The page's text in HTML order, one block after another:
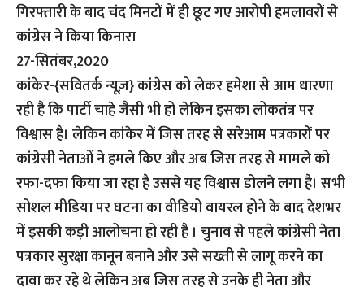
गिरफ्तारी के बाद चंद मिनटों में ही छूट गए आरोपी हमलावरों से
कांग्रेस ने किया किनारा
27-सितंबर,2020
कांकेर-{सवितर्क न्यूज़}कांग्रेस को लेकर हमेशा से आम धारणा
रही है कि पार्टी चाहे जैसी भी हो लेकिन इसका लोकतंत्र पर
विश्वास है। लेकिन कांकेर में जिस तरह से सरेआम पत्रकारों पर
कांग्रेसी नेताओं ने हमले किए और अब जिस तरह से मामले को
रफा-दफा किया जा रहा है उससे यह विश्वास डोलने लगा है। सभी
सोशल मीडिया पर घटना का वीडियो वायरल होने के बाद देशभर
में इसकी कड़ी आलोचना हो रही है । चुनाव से पहले कांग्रेसी नेता
पत्रकार सुरक्षा कानून बनाने और उसे सख्ती से लागू करने का
दावा कर रहे थे लेकिन अब जिस तरह से उनके ही नेता और